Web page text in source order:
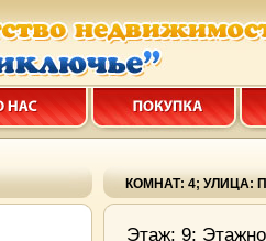
КОМНАТ: 4;
Этаж: 9;